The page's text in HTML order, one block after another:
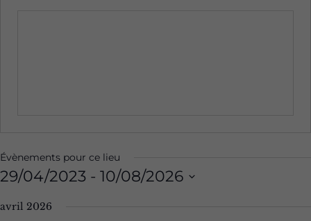
Évènements pour ce lieu
29/04/2023 - 10/08/2026
avril 2026